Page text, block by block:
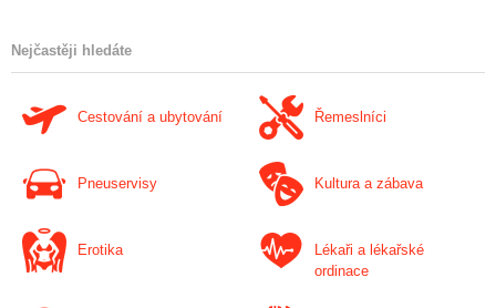
Nejčastěji hledáte
Cestování a ubytování Řemeslníci
Pneuservisy Kultura a zábava
Erotika
Lékaři a lékařské
ordinace